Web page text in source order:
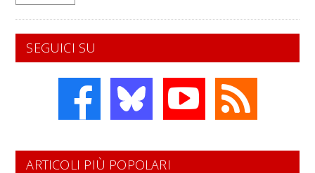
SEGUICI SU
ARTICOLI PIÙ POPOLARI